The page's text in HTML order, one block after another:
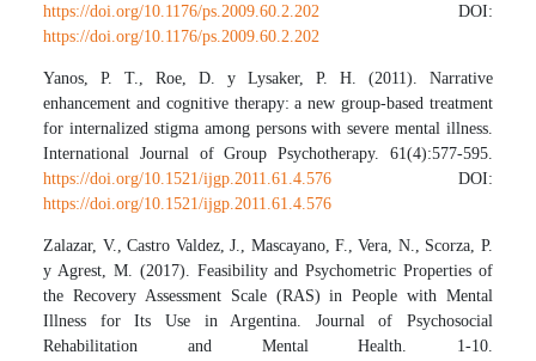
https://doi.org/10.1176/ps.2009.60.2.202 DOI:
https://doi.org/10.1176/ps.2009.60.2.202
Yanos, P. T., Roe, D. y Lysaker, P. H. (2011). Narrative
enhancement and cognitive therapy: a new group-based treatment
for internalized stigma among persons with severe mental illness.
International Journal of Group Psychotherapy. 61(4):577-595.
https://doi.org/10.1521/ijgp.2011.61.4.576 DOI:
https://doi.org/10.1521/ijgp.2011.61.4.576
Zalazar, V., Castro Valdez, J., Mascayano, F., Vera, N., Scorza, P.
y Agrest, M. (2017). Feasibility and Psychometric Properties of
the Recovery Assessment Scale (RAS) in People with Mental
Illness for Its Use in Argentina. Journal of Psychosocial
Rehabilitation and Mental Health. 1-10.